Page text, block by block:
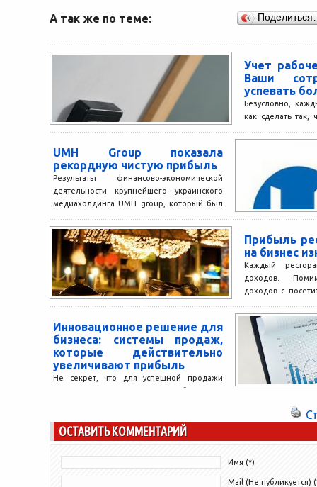
А так же по теме:
Учет
Ваши
успевать
Безусловно,
как сделать так,
принося тем
UMH Group показала
рекордную чистую прибыль
Результаты финансово-экономической
деятельности крупнейшего украинского
медиахолдинга UMH group, который был
Ложкину, по итогам 2012...
Прибыль
на бизнес
Каждый
доходов.
доходов с
Инновационное решение для
бизнеса: системы продаж,
которые действительно
увеличивают прибыль
Не секрет, что для успешной продажи
продукта или услуги, важно соблюдение
для информирования...
ОСТАВИТЬ КОММЕНТАРИЙ
Имя (*)
Mail (Не публикуется)